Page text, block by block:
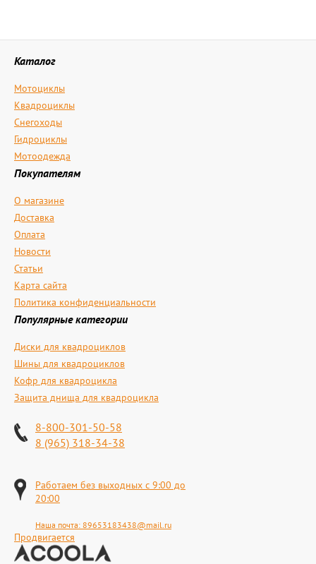
Каталог
Мотоциклы
Квадроциклы
Снегоходы
Гидроциклы
Мотоодежда
Покупателям
О магазине
Доставка
Оплата
Новости
Статьи
Карта сайта
Политика конфиденциальности
Популярные категории
Диски для квадроциклов
Шины для квадроциклов
Кофр для квадроцикла
Защита днища для квадроцикла
8-800-301-50-58
8 (965) 318-34-38
Работаем без выходных с 9:00 до
20:00
Наша почта: 89653183438@mail.ru
Продвигается